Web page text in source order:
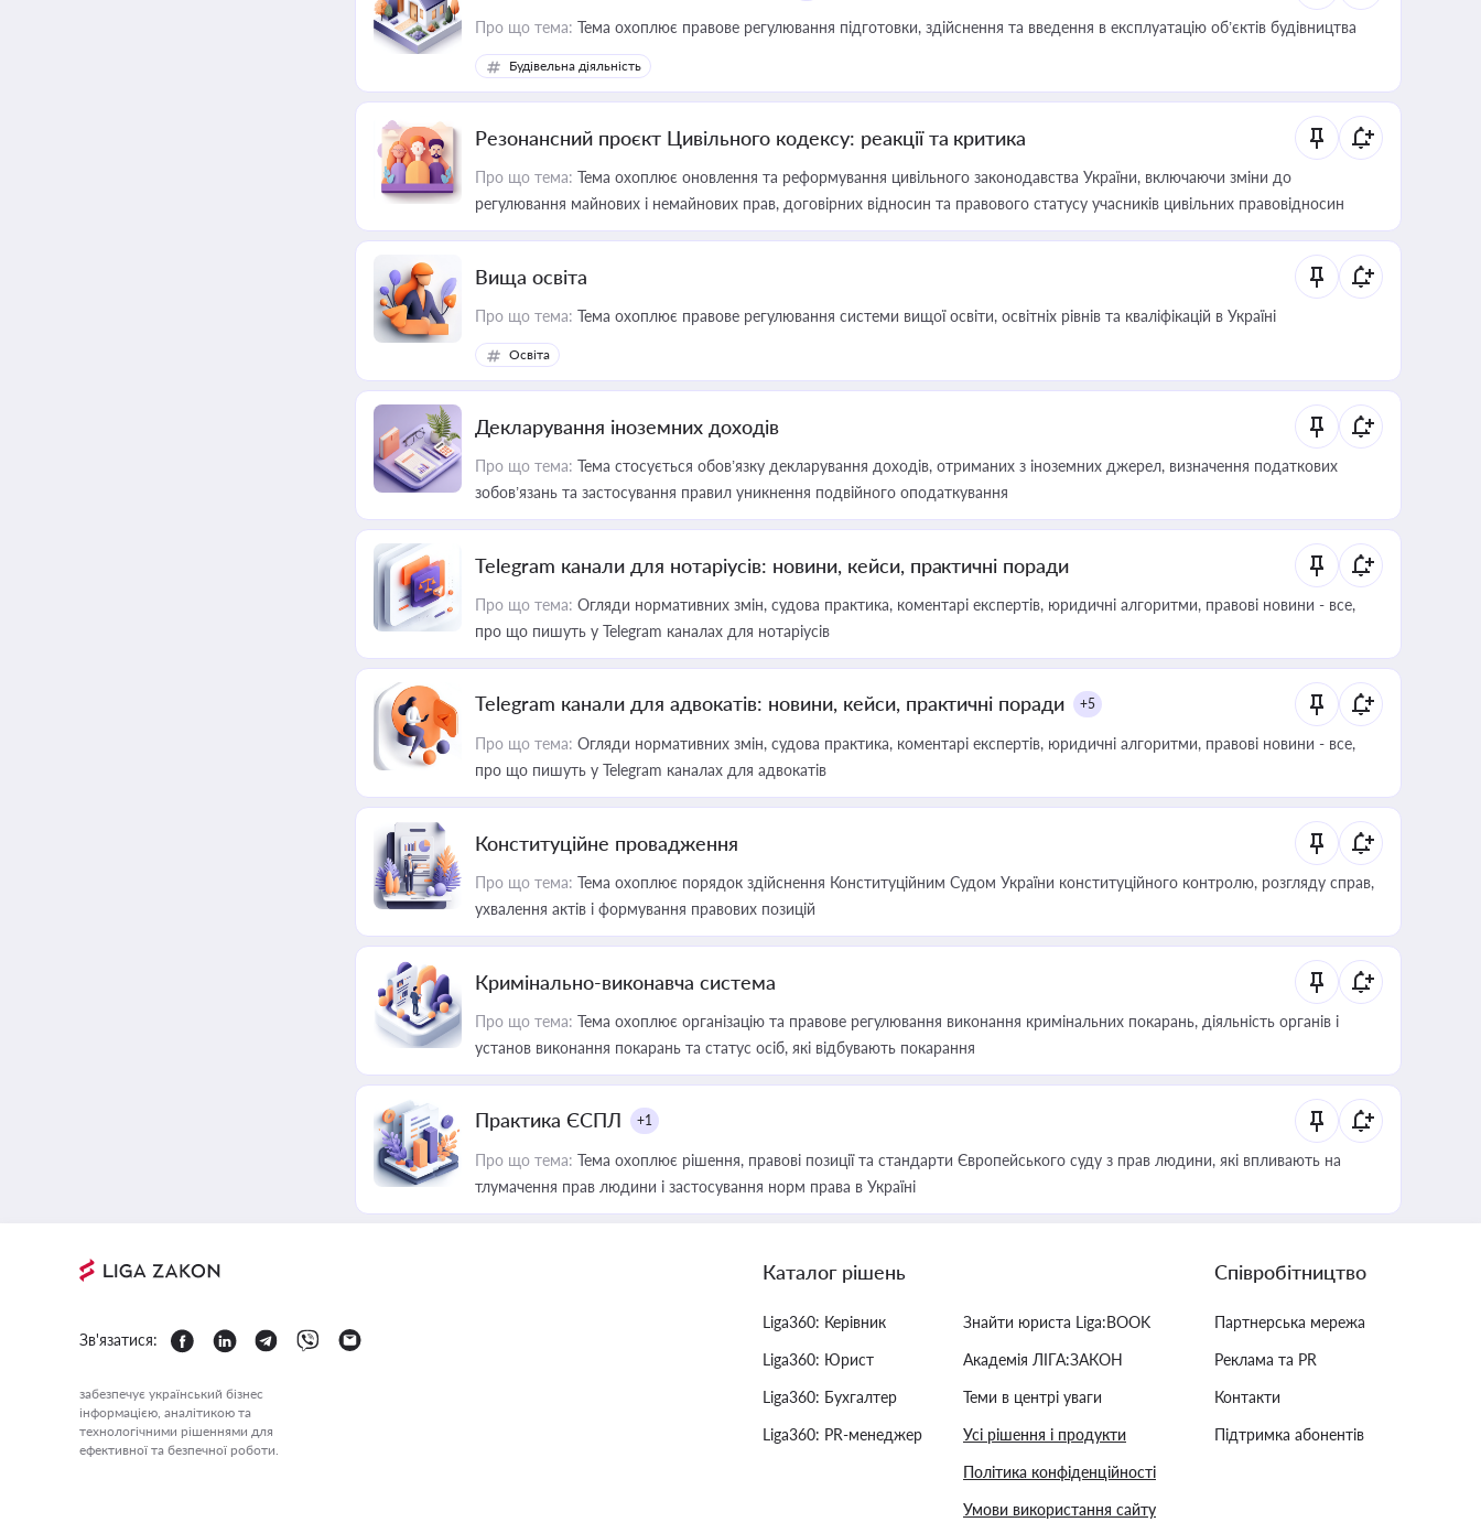
Про що тема: Тема охоплює правове регулювання підготовки, здійснення та введення в експлуатацію об’єктів будівництва
Будівельна діяльність
Резонансний проєкт Цивільного кодексу: реакції та критика
Про що тема: Тема охоплює оновлення та реформування цивільного законодавства України, включаючи зміни до
регулювання майнових і немайнових прав, договірних відносин та правового статусу учасників цивільних правовідносин
Вища освіта
Про що тема: Тема охоплює правове регулювання системи вищої освіти, освітніх рівнів та кваліфікацій в Україні
Освіта
Декларування іноземних доходів
Про що тема: Тема стосується обов’язку декларування доходів, отриманих з іноземних джерел, визначення податкових
зобов’язань та застосування правил уникнення подвійного оподаткування
Telegram канали для нотаріусів: новини, кейси, практичні поради
Про що тема: Огляди нормативних змін, судова практика, коментарі експертів, юридичні алгоритми, правові новини - все,
про що пишуть у Telegram каналах для нотаріусів
Telegram канали для адвокатів: новини, кейси, практичні поради +5
Про що тема: Огляди нормативних змін, судова практика, коментарі експертів, юридичні алгоритми, правові новини - все,
про що пишуть у Telegram каналах для адвокатів
Конституційне провадження
Про що тема: Тема охоплює порядок здійснення Конституційним Судом України конституційного контролю, розгляду справ,
ухвалення актів і формування правових позицій
Кримінально-виконавча система
Про що тема: Тема охоплює організацію та правове регулювання виконання кримінальних покарань, діяльність органів і
установ виконання покарань та статус осіб, які відбувають покарання
Практика ЄСПЛ +1
Про що тема: Тема охоплює рішення, правові позиції та стандарти Європейського суду з прав людини, які впливають на
тлумачення прав людини і застосування норм права в Україні
Зв'язатися:
забезпечує український бізнес
інформацією, аналітикою та
технологічними рішеннями для
ефективної та безпечної роботи.
Каталог рішень
Liga360: Керівник
Liga360: Юрист
Liga360: Бухгалтер
Liga360: PR-менеджер
Знайти юриста Liga:BOOK
Академія ЛІГА:ЗАКОН
Теми в центрі уваги
Усі рішення і продукти
Політика конфіденційності
Умови використання сайту
Співробітництво
Партнерська мережа
Реклама та PR
Контакти
Підтримка абонентів